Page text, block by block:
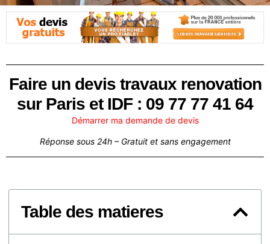
Faire un devis travaux renovation
sur Paris et IDF : 09 77 77 41 64
Démarrer ma demande de devis
Réponse sous 24h – Gratuit et sans engagement
Table des matieres